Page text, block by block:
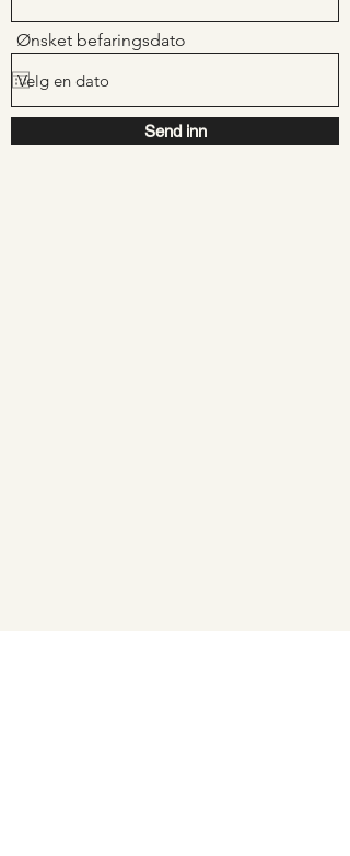
Ønsket befaringsdato
Send inn